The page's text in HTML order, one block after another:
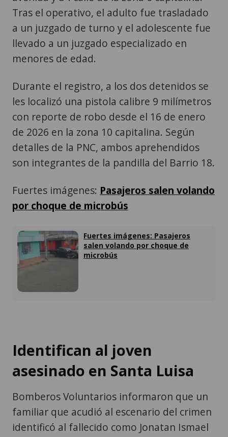
Tras el operativo, el adulto fue trasladado
a un juzgado de turno y el adolescente fue
llevado a un juzgado especializado en
menores de edad.
Durante el registro, a los dos detenidos se
les localizó una pistola calibre 9 milímetros
con reporte de robo desde el 16 de enero
de 2026 en la zona 10 capitalina. Según
detalles de la PNC, ambos aprehendidos
son integrantes de la pandilla del Barrio 18.
Fuertes imágenes: Pasajeros salen volando
por choque de microbús
Fuertes imágenes: Pasajeros
salen volando por choque de
microbús
Identifican al joven
asesinado en Santa Luisa
Bomberos Voluntarios informaron que un
familiar que acudió al escenario del crimen
identificó al fallecido como Jonatan Ismael